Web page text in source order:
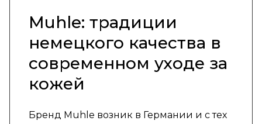
Muhle: традиции
немецкого качества в
современном уходе за
кожей
Бренд Muhle возник в Германии и с тех